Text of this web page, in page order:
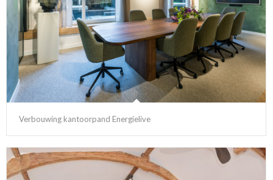
Verbouwing kantoorpand Energielive